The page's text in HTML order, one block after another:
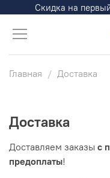
Скидка на
Главная Доставка
Доставка
Доставляем заказы с
предоплаты!